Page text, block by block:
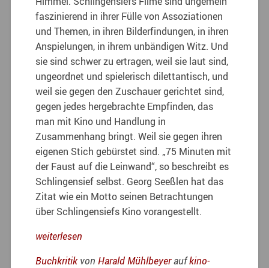
faszinierend in ihrer Fülle von Assoziationen
und Themen, in ihren Bilderfindungen, in ihren
Anspielungen, in ihrem unbändigen Witz. Und
sie sind schwer zu ertragen, weil sie laut sind,
ungeordnet und spielerisch dilettantisch, und
weil sie gegen den Zuschauer gerichtet sind,
gegen jedes hergebrachte Empfinden, das
man mit Kino und Handlung in
Zusammenhang bringt. Weil sie gegen ihren
eigenen Stich gebürstet sind. „75 Minuten mit
der Faust auf die Leinwand“, so beschreibt es
Schlingensief selbst. Georg Seeßlen hat das
Zitat wie ein Motto seinen Betrachtungen
über Schlingensiefs Kino vorangestellt.
weiterlesen
Buchkritik vonHarald Mühlbeyeraufkino-